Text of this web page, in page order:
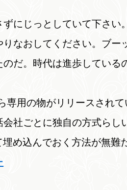
にじっとしていて下さい
なおしてください。ブー
だ。時代は進歩している
用の物がリリースされ
社ごとに独自の方式らし
め込んでおく方法が無難